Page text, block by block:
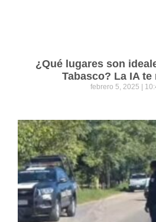
¿Qué lugares son
Tabasco? La IA te
febrero 5, 2025